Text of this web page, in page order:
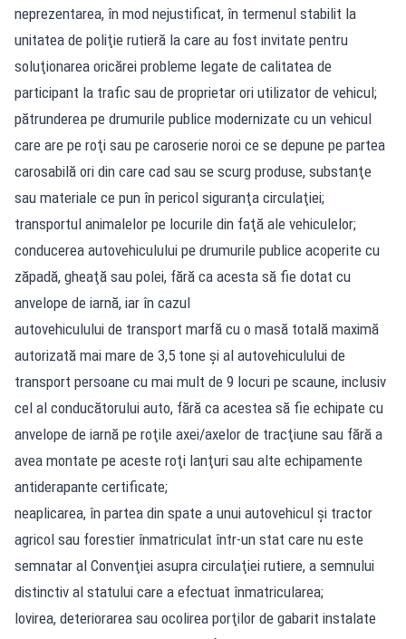
neprezentarea, în mod nejustificat, în termenul stabilit la
unitatea de poliţie rutieră la care au fost invitate pentru
soluţionarea oricărei probleme legate de calitatea de
participant la trafic sau de proprietar ori utilizator de vehicul;
pătrunderea pe drumurile publice modernizate cu un vehicul
care are pe roţi sau pe caroserie noroi ce se depune pe partea
carosabilă ori din care cad sau se scurg produse, substanţe
sau materiale ce pun în pericol siguranţa circulaţiei;
transportul animalelor pe locurile din faţă ale vehiculelor;
conducerea autovehiculului pe drumurile publice acoperite cu
zăpadă, gheaţă sau polei, fără ca acesta să fie dotat cu
anvelope de iarnă, iar în cazul
autovehiculului de transport marfă cu o masă totală maximă
autorizată mai mare de 3,5 tone şi al autovehiculului de
transport persoane cu mai mult de 9 locuri pe scaune, inclusiv
cel al conducătorului auto, fără ca acestea să fie echipate cu
anvelope de iarnă pe roţile axei/axelor de tracţiune sau fără a
avea montate pe aceste roţi lanţuri sau alte echipamente
antiderapante certificate;
neaplicarea, în partea din spate a unui autovehicul şi tractor
agricol sau forestier înmatriculat într-un stat care nu este
semnatar al Convenţiei asupra circulaţiei rutiere, a semnului
distinctiv al statului care a efectuat înmatricularea;
lovirea, deteriorarea sau ocolirea porţilor de gabarit instalate